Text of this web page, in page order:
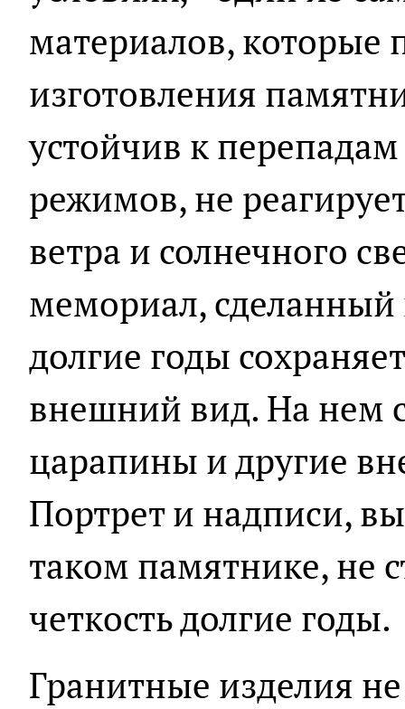
материалов, которые
изготовления
устойчив к
режимов, не
ветра и солнечного
мемориал, сделанный
долгие годы
внешний вид. На нем
царапины и другие
Портрет и надписи,
таком памятнике, не
четкость долгие годы.
Гранитные изделия